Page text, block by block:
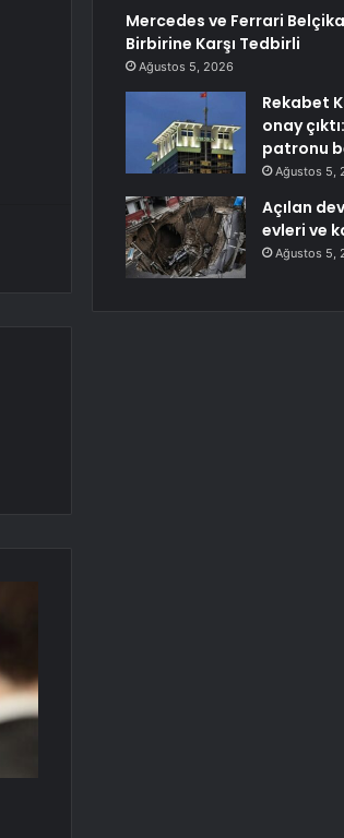
Mercedes ve Ferrari Belçika
Birbirine Karşı Tedbirli
Ağustos 5, 2026
Rekabet
onay
patronu
Ağustos 5,
Açılan
evleri ve
Ağustos 5,